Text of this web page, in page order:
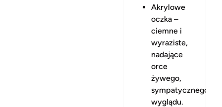
Akrylowe
oczka –
ciemne i
wyraziste,
nadające
orce
żywego,
sympatycznego
wyglądu.